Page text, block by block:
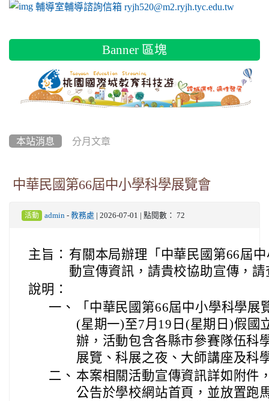
link to https://tyc.entry.edu.tw/NoExamImitate_TL/
輔導室輔導諮詢信箱 ryjh520@m2.ryjh.tyc.edu.tw
Banner 區塊
本站消息 分月文章
中華民國第66屆中小學科學展覽會
活動 admin- 教務處 | 2026-07-01 | 點閱數： 72
主旨： 有關本局辦理「中華民國第66屆
動宣傳資訊，請貴校協助宣傳，請
說明：
一、
「中華民國第66屆中小學科學
(星期一)至7月19日(星期日)假國
辦，活動包含各縣市參賽隊伍科
展覽、科展之夜、大師講座及科
二、 本案相關活動宣傳資訊詳如附件
公告於學校網站首頁，並放置跑